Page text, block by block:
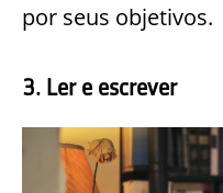
por seus objetivos.
3. Ler e escrever